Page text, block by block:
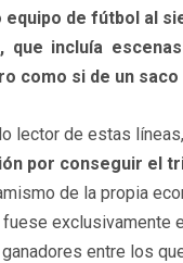
de fútbol al
que incluía
como si de un
lector de estas
por conseguir el
de la propia
exclusivamente
entre los